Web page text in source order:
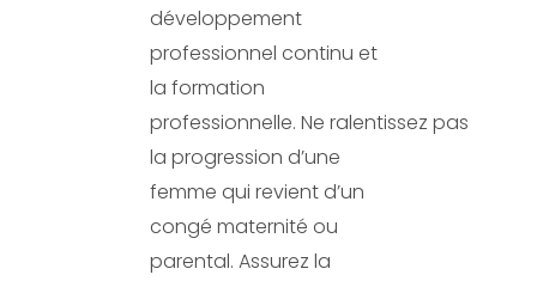
développement
professionnel continu et
la formation
professionnelle. Ne ralentissez pas
la progression d’une
femme qui revient d’un
congé maternité ou
parental. Assurez la